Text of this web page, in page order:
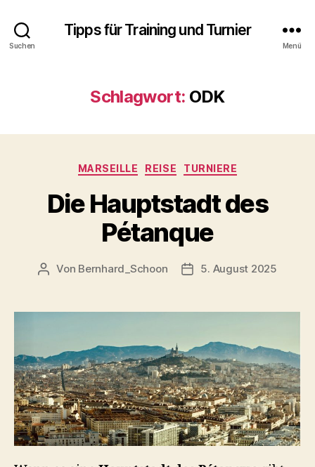
Suchen
Tipps für Training und Turnier
Menü
Schlagwort: ODK
Kategorien
MARSEILLE REISE TURNIERE
Die Hauptstadt des
Pétanque
Beitragsautor
Von Bernhard_Schoon Veröffentlichungsdatum
5. August 2025